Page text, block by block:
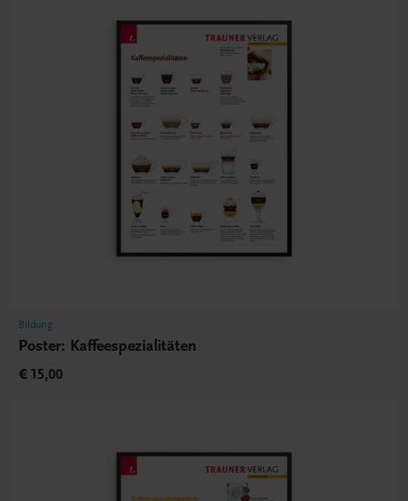
Bildung
Poster: Kaffeespezialitäten
€ 15,00